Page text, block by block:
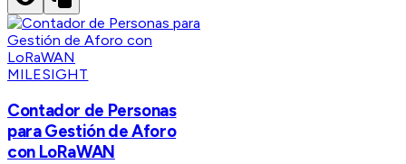
MILESIGHT
Contador de Personas
para Gestión de Aforo
con LoRaWAN